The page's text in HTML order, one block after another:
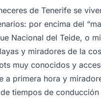
de Tenerife se
por encima del
Nacional del Teide, o
y miradores de la
muy conocidos y
a primera hora y
tiempos de conducción